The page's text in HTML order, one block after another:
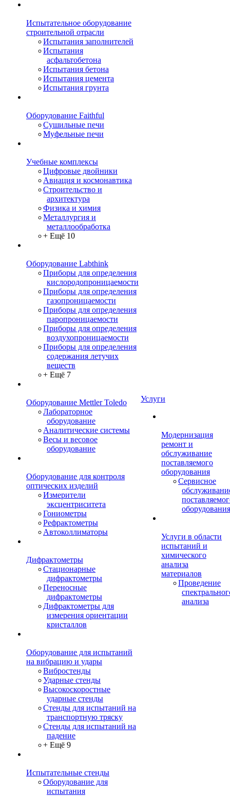
Испытательное оборудование
строительной отрасли
Испытания заполнителей
Испытания
асфальтобетона
Испытания бетона
Испытания цемента
Испытания грунта
Оборудование Faithful
Сушильные печи
Муфельные печи
Учебные комплексы
Цифровые двойники
Авиация и космонавтика
Строительство и
архитектура
Физика и химия
Металлургия и
металлообработка
+ Ещё 10
Оборудование Labthink
Приборы для определения
кислородопроницаемости
Приборы для определения
газопроницаемости
Приборы для определения
паропроницаемости
Приборы для определения
воздухопроницаемости
Приборы для определения
содержания летучих
веществ
+ Ещё 7
Оборудование Mettler Toledo
Лабораторное
оборудование
Аналитические системы
Весы и весовое
оборудование
Оборудование для контроля
оптических изделий
Измерители
эксцентриситета
Гониометры
Рефрактометры
Автоколлиматоры
Дифрактометры
Стационарные
дифрактометры
Переносные
дифрактометры
Дифрактометры для
измерения ориентации
кристаллов
Оборудование для испытаний
на вибрацию и удары
Вибростенды
Ударные стенды
Высокоскоростные
ударные стенды
Стенды для испытаний на
транспортную тряску
Стенды для испытаний на
падение
+ Ещё 9
Испытательные стенды
Оборудование для
испытания
Услуги
Модернизация
ремонт и
обслуживание
поставляемого
оборудования
Сервисное
оборудования
Услуги в области
испытаний и
химического
анализа
материалов
Проведение
анализа